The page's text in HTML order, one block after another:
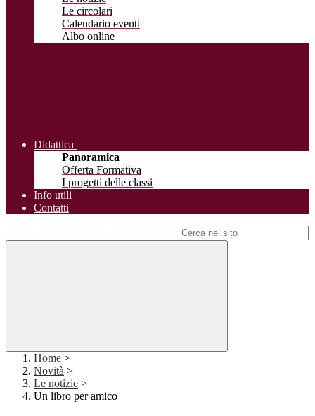
Le circolari
Calendario eventi
Albo online
Didattica
Panoramica
Offerta Formativa
I progetti delle classi
Info utili
Contatti
Home >
Novità >
Le notizie >
Un libro per amico